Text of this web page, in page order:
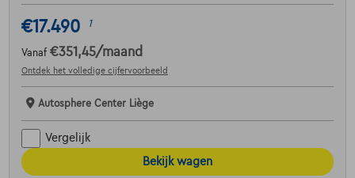
€17.490 1
Vanaf €351,45/maand
Ontdek het volledige cijfervoorbeeld
Autosphere Center Liège
Vergelijk
Bekijk wagen